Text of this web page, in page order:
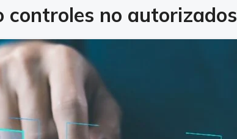
controles no autorizados